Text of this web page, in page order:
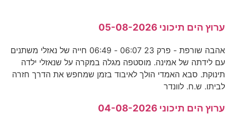
ערוץ הים תיכוני 05-08-2026
אהבה שורפת - פרק 23 06:07 - 06:49 חייה של נאזלי משתנים
עם לידתה של אמינה. מוסטפה מגלה במקרה על שנאזלי ילדה
תינוקת. סבא האמדי הולך לאיבוד בזמן שמחפש את הדרך חזרה
לביתו. ש.ח. לוונדר
ערוץ הים תיכוני 04-08-2026